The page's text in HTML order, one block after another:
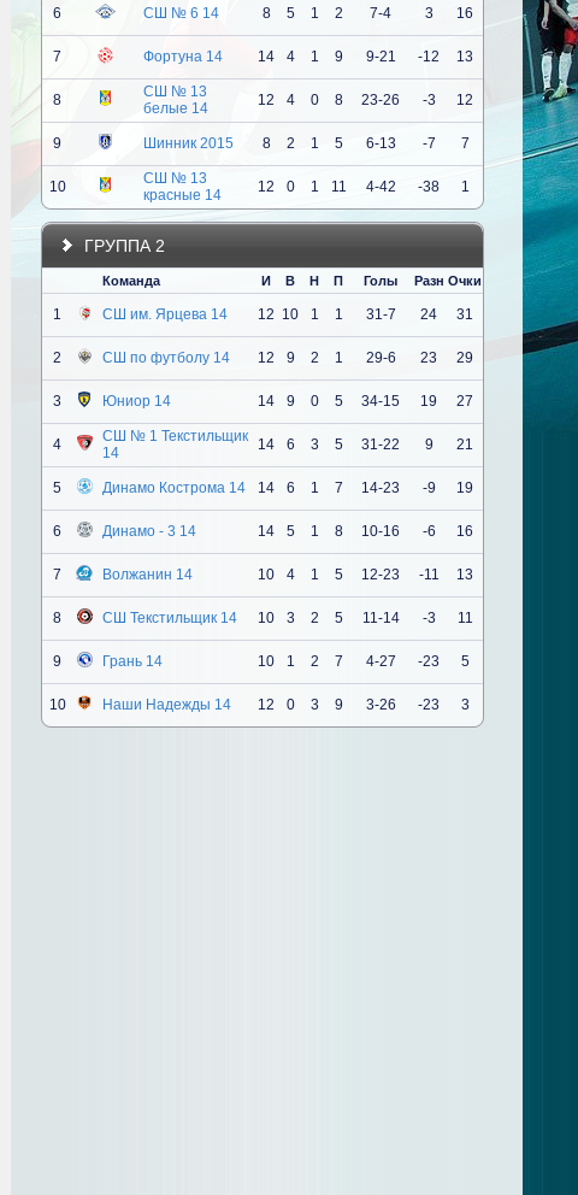
6 СШ № 6 14 8 5 1 2 7-4 3 16
7 Фортуна 14 14 4 1 9 9-21 -12 13
8
СШ № 13
белые 14
12 4 0 8 23-26 -3 12
9 Шинник 2015 8 2 1 5 6-13 -7 7
10
СШ № 13
красные 14
12 0 1 11 4-42 -38 1
ГРУППА 2
Команда И В Н П Голы Разн Очки
1 СШ им. Ярцева 14 12 10 1 1 31-7 24 31
2 СШ по футболу 14 12 9 2 1 29-6 23 29
3 Юниор 14 14 9 0 5 34-15 19 27
4
СШ № 1 Текстильщик
14
14 6 3 5 31-22 9 21
5 Динамо Кострома 14 14 6 1 7 14-23 -9 19
6 Динамо - 3 14 14 5 1 8 10-16 -6 16
7 Волжанин 14 10 4 1 5 12-23 -11 13
8 СШ Текстильщик 14 10 3 2 5 11-14 -3 11
9 Грань 14 10 1 2 7 4-27 -23 5
10 Наши Надежды 14 12 0 3 9 3-26 -23 3